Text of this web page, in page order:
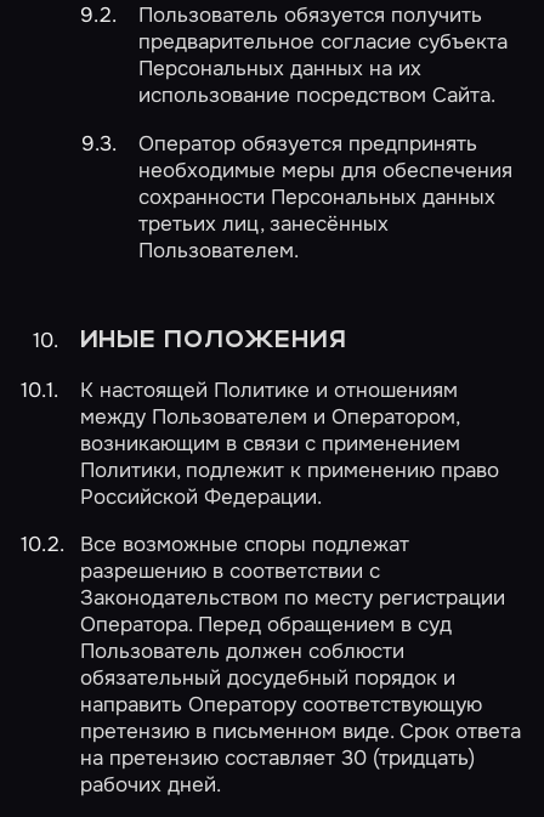
Пользователь обязуется получить
предварительное согласие субъекта
Персональных данных на их
использование посредством Сайта.
Оператор обязуется предпринять
необходимые меры для обеспечения
сохранности Персональных данных
третьих лиц, занесённых
Пользователем.
ИНЫЕ ПОЛОЖЕНИЯ
К настоящей Политике и отношениям
между Пользователем и Оператором,
возникающим в связи с применением
Политики, подлежит к применению право
Российской Федерации.
Все возможные споры подлежат
разрешению в соответствии с
Законодательством по месту регистрации
Оператора. Перед обращением в суд
Пользователь должен соблюсти
обязательный досудебный порядок и
направить Оператору соответствующую
претензию в письменном виде. Срок ответа
на претензию составляет 30 (тридцать)
рабочих дней.